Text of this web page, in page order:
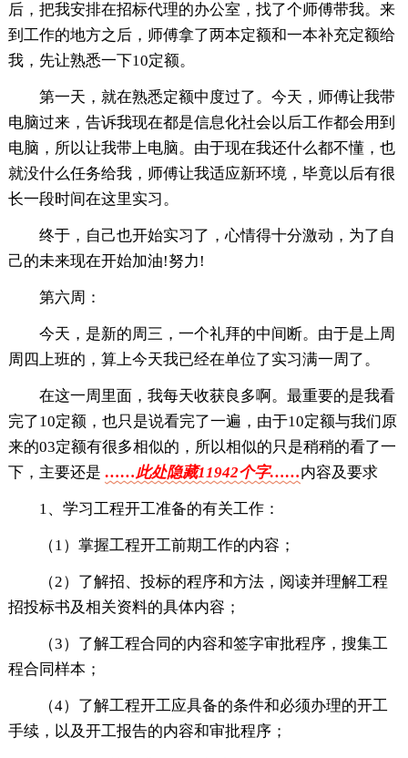
后，把我安排在招标代理的办公室，找了个师傅带我。来
到工作的地方之后，师傅拿了两本定额和一本补充定额给
我，先让熟悉一下10定额。
第一天，就在熟悉定额中度过了。今天，师傅让我带
电脑过来，告诉我现在都是信息化社会以后工作都会用到
电脑，所以让我带上电脑。由于现在我还什么都不懂，也
就没什么任务给我，师傅让我适应新环境，毕竟以后有很
长一段时间在这里实习。
终于，自己也开始实习了，心情得十分激动，为了自
己的未来现在开始加油!努力!
第六周：
今天，是新的周三，一个礼拜的中间断。由于是上周
周四上班的，算上今天我已经在单位了实习满一周了。
在这一周里面，我每天收获良多啊。最重要的是我看
完了10定额，也只是说看完了一遍，由于10定额与我们原
来的03定额有很多相似的，所以相似的只是稍稍的看了一
下，主要还是 ……此处隐藏11942个字……内容及要求
1、学习工程开工准备的有关工作：
（1）掌握工程开工前期工作的内容；
（2）了解招、投标的程序和方法，阅读并理解工程
招投标书及相关资料的具体内容；
（3）了解工程合同的内容和签字审批程序，搜集工
程合同样本；
（4）了解工程开工应具备的条件和必须办理的开工
手续，以及开工报告的内容和审批程序；